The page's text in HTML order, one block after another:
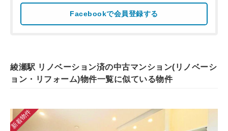
Facebookで会員登録する
綾瀬駅 リノベーション済の中古マンション(リノベーシ
ョン・リフォーム)物件一覧に似ている物件
新着物件